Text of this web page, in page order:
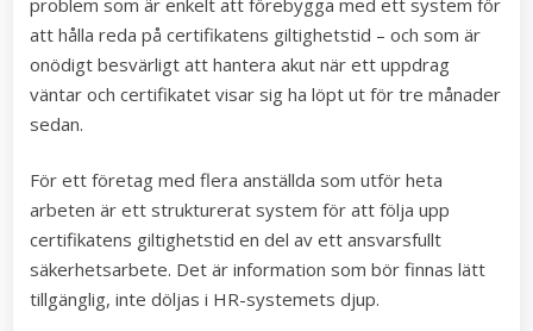
att hålla reda på certifikatens giltighetstid – och som är
onödigt besvärligt att hantera akut när ett uppdrag
väntar och certifikatet visar sig ha löpt ut för tre månader
sedan.
För ett företag med flera anställda som utför heta
arbeten är ett strukturerat system för att följa upp
certifikatens giltighetstid en del av ett ansvarsfullt
säkerhetsarbete. Det är information som bör finnas lätt
tillgänglig, inte döljas i HR-systemets djup.